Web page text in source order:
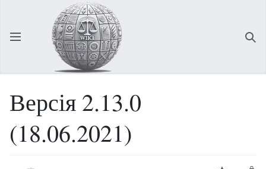
Відкрити головне меню
Версія 2.13.0
(18.06.2021)